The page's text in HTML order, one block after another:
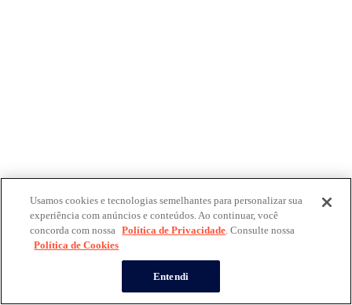
Usamos cookies e tecnologias semelhantes para personalizar sua
experiência com anúncios e conteúdos. Ao continuar, você
concorda com nossa Política de Privacidade. Consulte nossa
Política de Cookies
Entendi